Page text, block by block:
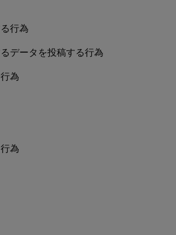
行為
データを投稿する行為
為
為